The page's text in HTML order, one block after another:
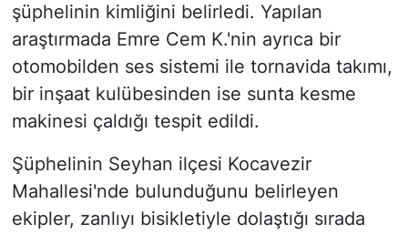
şüphelinin kimliğini belirledi. Yapılan
araştırmada Emre Cem K.'nin ayrıca bir
otomobilden ses sistemi ile tornavida takımı,
bir inşaat kulübesinden ise sunta kesme
makinesi çaldığı tespit edildi.
Şüphelinin Seyhan ilçesi Kocavezir
Mahallesi'nde bulunduğunu belirleyen
ekipler, zanlıyı bisikletiyle dolaştığı sırada